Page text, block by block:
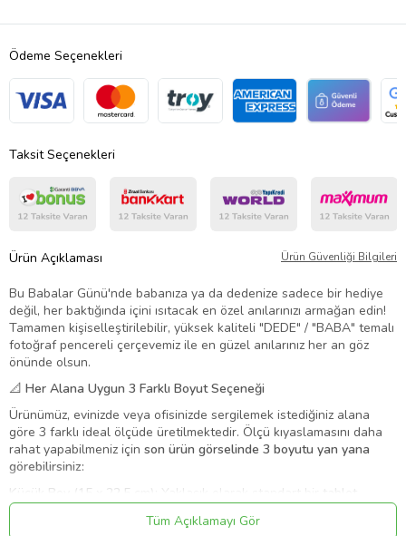
Ödeme Seçenekleri
Taksit Seçenekleri
Ürün Açıklaması Ürün Güvenliği Bilgileri
Bu Babalar Günü'nde babanıza ya da dedenize sadece bir hediye
değil, her baktığında içini ısıtacak en özel anılarınızı armağan edin!
Tamamen kişiselleştirilebilir, yüksek kaliteli "DEDE" / "BABA" temalı
fotoğraf pencereli çerçevemiz ile en güzel anılarınız her an göz
önünde olsun.
📐 Her Alana Uygun 3 Farklı Boyut Seçeneği
Ürünümüz, evinizde veya ofisinizde sergilemek istediğiniz alana
göre 3 farklı ideal ölçüde üretilmektedir. Ölçü kıyaslamasını daha
rahat yapabilmeniz için son ürün görselinde 3 boyutu yan yana
görebilirsiniz:
Küçük Boy (15 x 22.5 cm):
Yaklaşık olarak standart bir
tablet
boyutundadır
Tüm Açıklamayı Gör